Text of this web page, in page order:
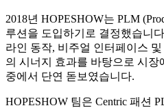
2018년 HOPESHOW는 PLM
루션을 도입하기로 결정했습니
라인 동작, 비주얼 인터페이스
의 시너지 효과를 바탕으로 시장
중에서 단연 돋보였습니다.
HOPESHOW 팀은 Centric 패션